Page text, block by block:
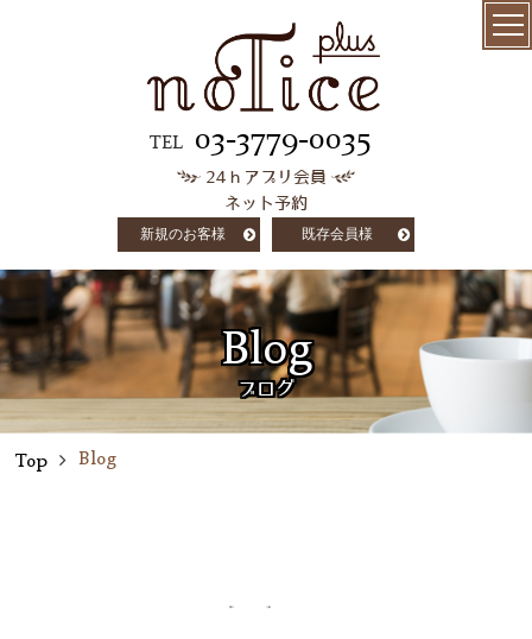
TEL 03-3779-0035
24ｈアプリ会員
ネット予約
新規のお客様 既存会員様
salon info
concept
customer voice
column
Blog
ブログ
Top Blog